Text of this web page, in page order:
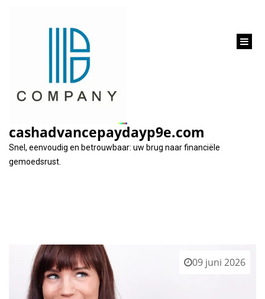
cashadvancepaydayp9e.com
Snel, eenvoudig en betrouwbaar: uw brug naar financiële
gemoedsrust.
Tag:
09 juni 2026